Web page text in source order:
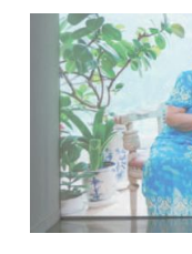
23.03.2024